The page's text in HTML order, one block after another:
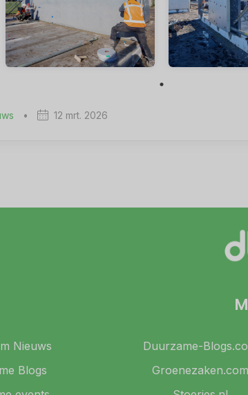
• 12 mrt. 2026
Nieuws
Blogs
Duurzame-
Groenezaken.com